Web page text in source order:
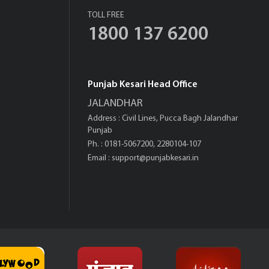
TOLL FREE
1800 137 6200
Punjab Kesari Head Office
JALANDHAR
Address : Civil Lines, Pucca Bagh Jalandhar
Punjab
Ph. : 0181-5067200, 2280104-107
Email : support@punjabkesari.in